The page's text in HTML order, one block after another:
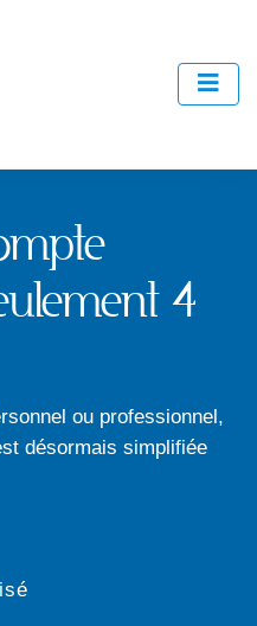
4
ou professionnel,
désormais simplifiée